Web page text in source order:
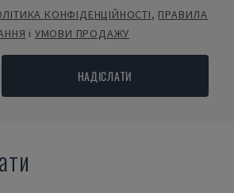
КОНФІДЕНЦІЙНОСТІ, ПРАВИЛА
і УМОВИ ПРОДАЖУ
НАДІСЛАТИ